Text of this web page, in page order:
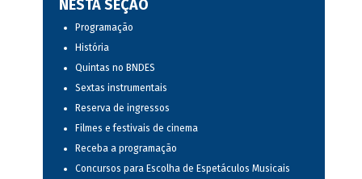
NESTA SEÇÃO
Programação
História
Quintas no BNDES
Sextas instrumentais
Reserva de ingressos
Filmes e festivais de cinema
Receba a programação
Concursos para Escolha de Espetáculos Musicais